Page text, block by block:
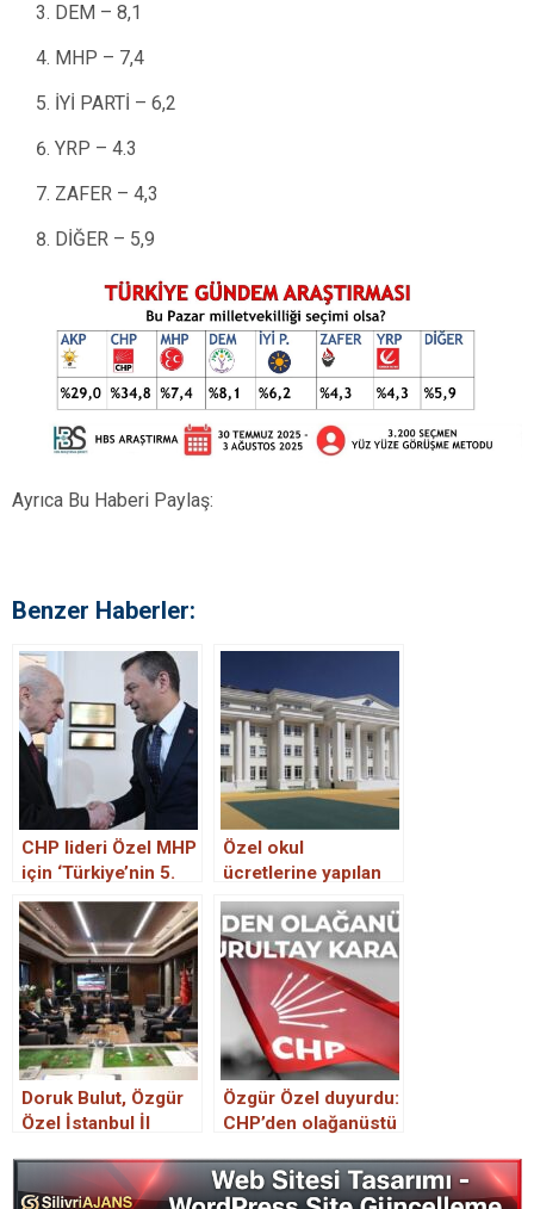
DEM – 8,1
MHP – 7,4
İYİ PARTİ – 6,2
YRP – 4.3
ZAFER – 4,3
DİĞER – 5,9
Ayrıca Bu Haberi Paylaş:
Benzer Haberler:
CHP lideri Özel MHP
için ‘Türkiye’nin 5.
partisi” demişti: O
anket ortaya çıktı!
Özel okul
ücretlerine yapılan
zam dudak uçuklattı.
Doruk Bulut, Özgür
Özel İstanbul İl
araya geldi.
Özgür Özel duyurdu:
CHP’den olağanüstü